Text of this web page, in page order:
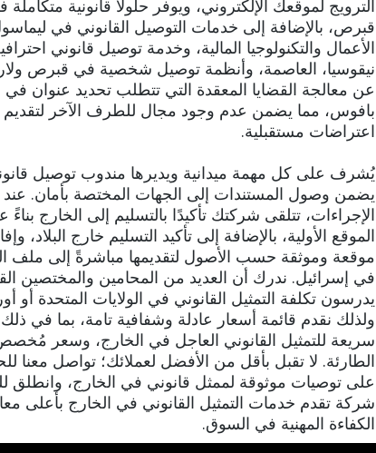
الترويج لموقعك الإلكتروني، ويوفر حلولًا قانونية متكاملة
قبرص، بالإضافة إلى خدمات التوصيل القانوني في
الأعمال والتكنولوجيا المالية، وخدمة توصيل قانوني
نيقوسيا، العاصمة، وأنظمة توصيل شخصية في قبرص
عن معالجة القضايا المعقدة التي تتطلب تحديد عنوان
بافوس، مما يضمن عدم وجود مجال للطرف الآخر
اعتراضات مستقبلية.
يُشرف على كل مهمة ميدانية ويديرها مندوب توصيل
يضمن وصول المستندات إلى الجهات المختصة بأمان. عند
الإجراءات، تتلقى شركتك تأكيدًا بالتسليم إلى الخارج بناءً
الموقع الأولية، بالإضافة إلى تأكيد التسليم خارج البلاد،
موقعة وموثقة حسب الأصول لتقديمها مباشرةً إلى ملف
في إسرائيل. ندرك أن العديد من المحامين والمختصين
يدرسون تكلفة التمثيل القانوني في الولايات المتحدة أو
ولذلك نقدم قائمة أسعار عادلة وشفافية تامة، بما في
سريعة للتمثيل القانوني العاجل في الخارج، وسعر
الطارئة. لا تقبل بأقل من الأفضل لعملائك؛ تواصل معنا
على توصيات موثوقة لممثل قانوني في الخارج، وانطلق
شركة تقدم خدمات التمثيل القانوني في الخارج بأعلى
الكفاءة المهنية في السوق.